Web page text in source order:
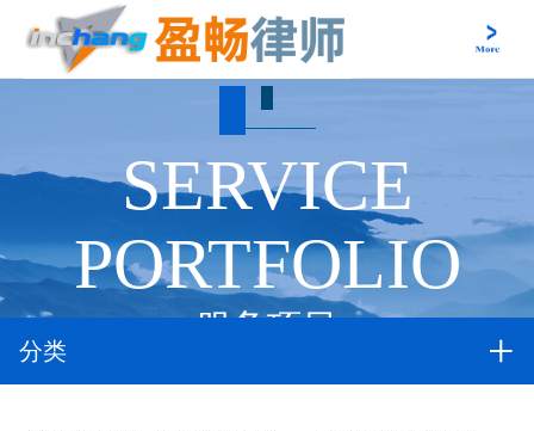
SERVICE
PORTFOLIO
服务项目
分类